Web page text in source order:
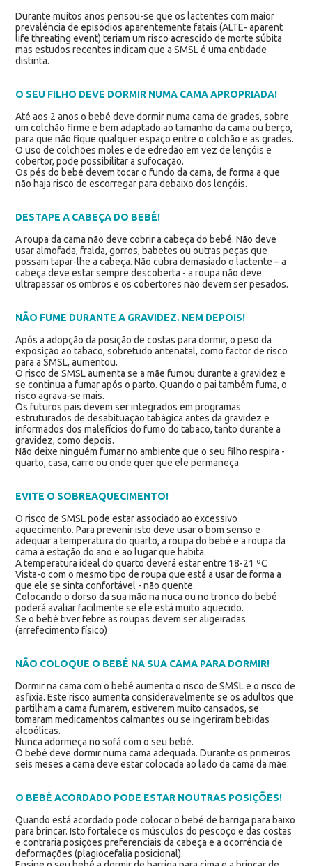
Durante muitos anos pensou-se que os lactentes com maior
prevalência de episódios aparentemente fatais (ALTE- aparent
life threating event) teriam um risco acrescido de morte súbita
mas estudos recentes indicam que a SMSL é uma entidade
distinta.
O SEU FILHO DEVE DORMIR NUMA CAMA APROPRIADA!
Até aos 2 anos o bebé deve dormir numa cama de grades, sobre
um colchão firme e bem adaptado ao tamanho da cama ou berço,
para que não fique qualquer espaço entre o colchão e as grades.
O uso de colchões moles e de edredão em vez de lençóis e
cobertor, pode possibilitar a sufocação.
Os pés do bebé devem tocar o fundo da cama, de forma a que
não haja risco de escorregar para debaixo dos lençóis.
DESTAPE A CABEÇA DO BEBÉ!
A roupa da cama não deve cobrir a cabeça do bebé. Não deve
usar almofada, fralda, gorros, babetes ou outras peças que
possam tapar-lhe a cabeça. Não cubra demasiado o lactente – a
cabeça deve estar sempre descoberta - a roupa não deve
ultrapassar os ombros e os cobertores não devem ser pesados.
NÃO FUME DURANTE A GRAVIDEZ. NEM DEPOIS!
Após a adopção da posição de costas para dormir, o peso da
exposição ao tabaco, sobretudo antenatal, como factor de risco
para a SMSL, aumentou.
O risco de SMSL aumenta se a mãe fumou durante a gravidez e
se continua a fumar após o parto. Quando o pai também fuma, o
risco agrava-se mais.
Os futuros pais devem ser integrados em programas
estruturados de desabituação tabágica antes da gravidez e
informados dos malefícios do fumo do tabaco, tanto durante a
gravidez, como depois.
Não deixe ninguém fumar no ambiente que o seu filho respira -
quarto, casa, carro ou onde quer que ele permaneça.
EVITE O SOBREAQUECIMENTO!
O risco de SMSL pode estar associado ao excessivo
aquecimento. Para prevenir isto deve usar o bom senso e
adequar a temperatura do quarto, a roupa do bebé e a roupa da
cama à estação do ano e ao lugar que habita.
A temperatura ideal do quarto deverá estar entre 18-21 ºC
Vista-o com o mesmo tipo de roupa que está a usar de forma a
que ele se sinta confortável - não quente.
Colocando o dorso da sua mão na nuca ou no tronco do bebé
poderá avaliar facilmente se ele está muito aquecido.
Se o bebé tiver febre as roupas devem ser aligeiradas
(arrefecimento físico)
NÃO COLOQUE O BEBÉ NA SUA CAMA PARA DORMIR!
Dormir na cama com o bebé aumenta o risco de SMSL e o risco de
asfixia. Este risco aumenta consideravelmente se os adultos que
partilham a cama fumarem, estiverem muito cansados, se
tomaram medicamentos calmantes ou se ingeriram bebidas
alcoólicas.
Nunca adormeça no sofá com o seu bebé.
O bebé deve dormir numa cama adequada. Durante os primeiros
seis meses a cama deve estar colocada ao lado da cama da mãe.
O BEBÉ ACORDADO PODE ESTAR NOUTRAS POSIÇÕES!
Quando está acordado pode colocar o bebé de barriga para baixo
para brincar. Isto fortalece os músculos do pescoço e das costas
e contraria posições preferenciais da cabeça e a ocorrência de
deformações (plagiocefalia posicional).